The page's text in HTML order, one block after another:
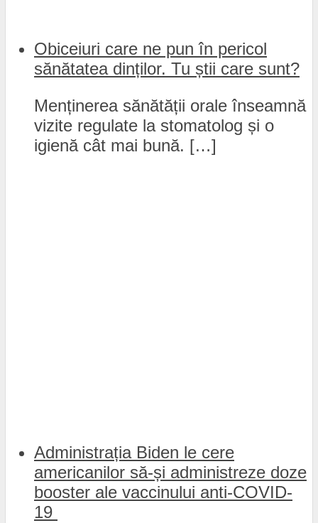
Obiceiuri care ne pun în pericol
sănătatea dinților. Tu știi care sunt?
Menținerea sănătății orale înseamnă
vizite regulate la stomatolog și o
igienă cât mai bună. […]
Administrația Biden le cere
americanilor să-și administreze doze
booster ale vaccinului anti-COVID-
19